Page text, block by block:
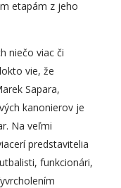
etapám z jeho
niečo viac či
vie, že
Sapara,
kanonierov je
Na veľmi
predstavitelia
funkcionári,